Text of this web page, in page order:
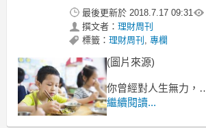
最後更新於 2018.7.17 09:31
撰文者： 理財周刊
標籤： 理財周刊 , 專欄
(圖片來源)
你曾經對人生無力，
認為自己無法改變任
繼續閱讀...